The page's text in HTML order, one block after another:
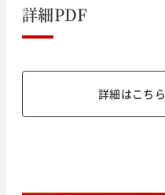
詳細PDF
詳細はこちら